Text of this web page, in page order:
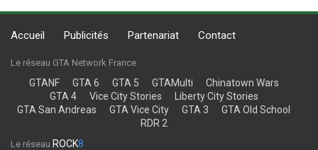
Accueil Publicités Partenariat Contact
Le réseau GTA Network France
GTANF GTA 6 GTA 5 GTAMulti
Chinatown Wars
GTA 4
Vice City Stories
Liberty City Stories
GTA San Andreas
GTA Vice City GTA 3
GTA Old School
RDR 2
Le réseau ROCK8